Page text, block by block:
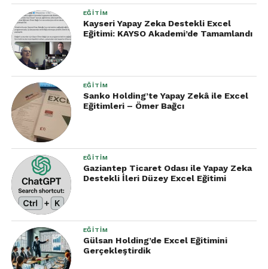
EĞITIM
Kayseri Yapay Zeka Destekli Excel
Eğitimi: KAYSO Akademi’de Tamamlandı
EĞITIM
Sanko Holding’te Yapay Zekâ ile Excel
Eğitimleri – Ömer Bağcı
EĞITIM
Gaziantep Ticaret Odası ile Yapay Zeka
Destekli İleri Düzey Excel Eğitimi
EĞITIM
Gülsan Holding’de Excel Eğitimini
Gerçekleştirdik